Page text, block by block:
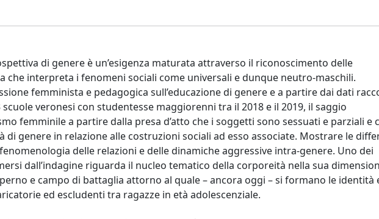
di genere è un’esigenza maturata attraverso il riconoscimento delle
che interpreta i fenomeni sociali come universali e dunque neutro-maschili.
femminista e pedagogica sull’educazione di genere e a partire dai dati
veronesi con studentesse maggiorenni tra il 2018 e il 2019, il saggio
femminile a partire dalla presa d’atto che i soggetti sono sessuati e parziali e
genere in relazione alle costruzioni sociali ad esso associate. Mostrare le
delle relazioni e delle dinamiche aggressive intra-genere. Uno dei
dall’indagine riguarda il nucleo tematico della corporeità nella sua
e campo di battaglia attorno al quale – ancora oggi – si formano le identità
ed escludenti tra ragazze in età adolescenziale.